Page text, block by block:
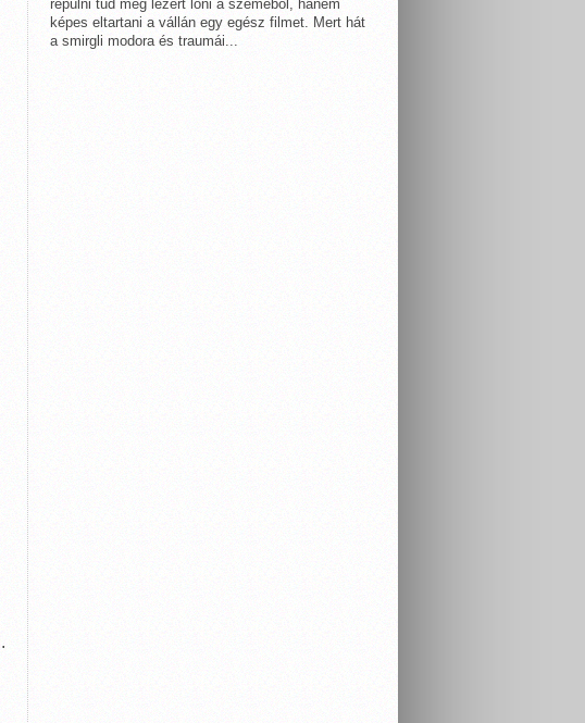
.
repülni tud meg lézert lőni a szeméből, hanem
képes eltartani a vállán egy egész filmet. Mert hát
a smirgli modora és traumái...